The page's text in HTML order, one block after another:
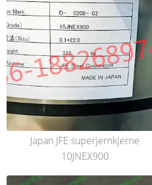
Japan JFE superjernkjerne
10JNEX900